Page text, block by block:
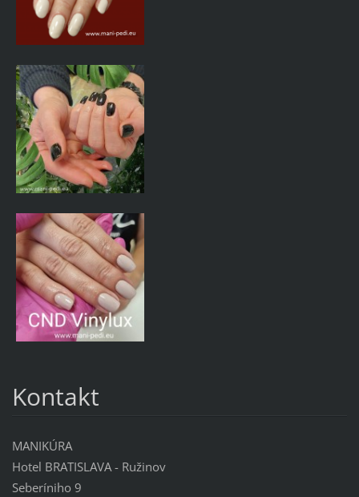
Kontakt
MANIKÚRA
Hotel BRATISLAVA - Ružinov
Seberíniho 9